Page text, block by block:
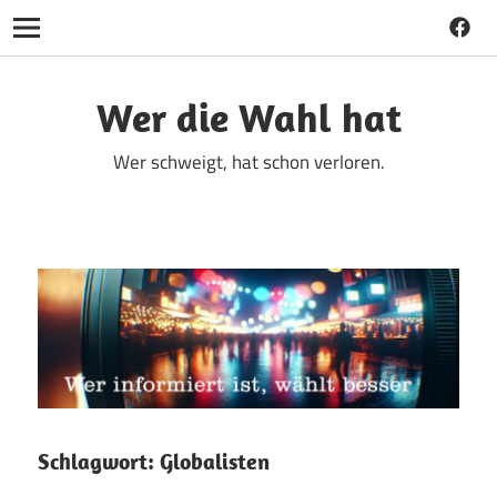
Navigation
springenWer die Wahl hat
Wer schweigt, hat schon verloren.
Schlagwort: Globalisten